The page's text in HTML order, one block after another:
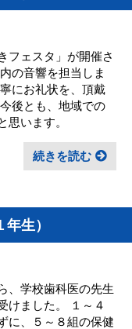
フェスタ」が開催さ
の音響を担当しま
にお礼状を、頂戴
後とも、地域での
思います。
続きを読む
生）
、学校歯科医の先生
けました。 １～４
に、５～８組の保健